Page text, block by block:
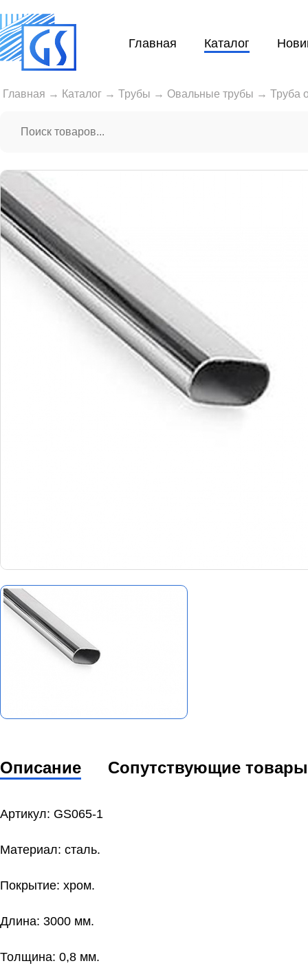
Главная Каталог
Главная → Каталог → Трубы → Овальные трубы → Труба
Описание Сопутствующие товары
Артикул: GS065-1
Материал: сталь.
Покрытие: хром.
Длина: 3000 мм.
Толщина: 0,8 мм.